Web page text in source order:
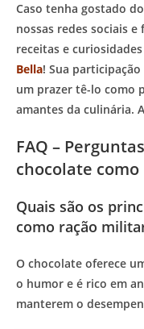
Caso tenha gostado
nossas redes sociais
receitas e
Bella! Sua
um prazer tê-lo como
amantes da culinária.
FAQ –
chocolate
Quais são os
como ração
O chocolate oferece
o humor e é rico em
manterem o